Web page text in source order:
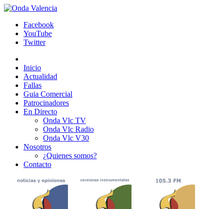
Facebook
YouTube
Twitter
Inicio
Actualidad
Fallas
Guia Comercial
Patrocinadores
En Directo
Onda Vlc TV
Onda Vlc Radio
Onda Vlc V30
Nosotros
¿Quienes somos?
Contacto